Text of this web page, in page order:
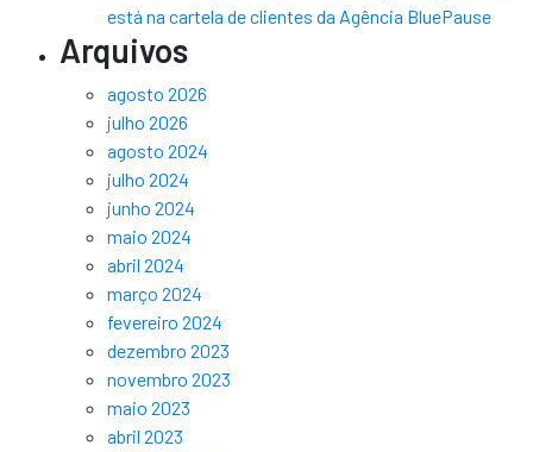
está na cartela de clientes da Agência BluePause
Arquivos
agosto 2026
julho 2026
agosto 2024
julho 2024
junho 2024
maio 2024
abril 2024
março 2024
fevereiro 2024
dezembro 2023
novembro 2023
maio 2023
abril 2023